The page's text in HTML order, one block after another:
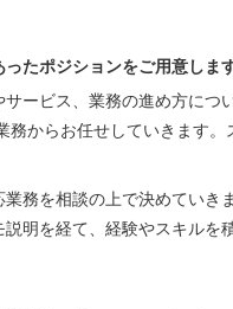
たポジションをご用意します
サービス、業務の進め方に
務からお任せしていきます。
務を相談の上で決めてい
明を経て、経験やスキル